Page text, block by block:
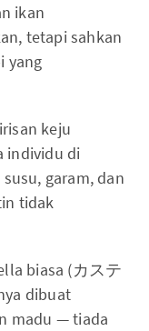
ikan
tetapi sahkan
yang
keju
individu di
garam, dan
tidak
biasa (カステ
dibuat
madu — tiada